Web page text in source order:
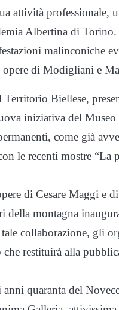
attività professionale,
Albertina di Torino.
malinconiche
di Modigliani e
Biellese,
iniziativa del
come già
le recenti mostre “La
di Cesare Maggi e
montagna
collaborazione, gli
restituirà alla
quaranta del